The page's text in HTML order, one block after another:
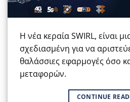
Η νέα κεραία SWIRL, είναι
σχεδιασμένη για να
θαλάσσιες εφαρμογές όσο
μεταφορών.
CONTINUE